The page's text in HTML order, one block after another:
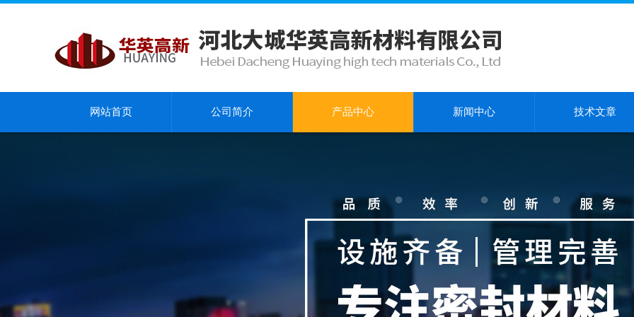
网站首页 公司简介 产品中心 新闻中心 技术文章